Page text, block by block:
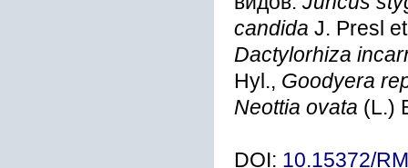
candida J. Presl
Dactylorhiza
Hyl., Goodyera
Neottia ovata (L.)
DOI: 10.15372/